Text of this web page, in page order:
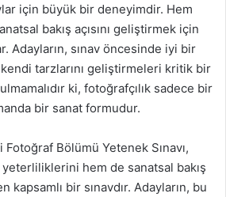
için büyük bir deneyimdir. Hem
bakış açısını geliştirmek için
Adayların, sınav öncesinde iyi bir
kendi tarzlarını geliştirmeleri kritik bir
ki, fotoğrafçılık sadece bir
bir sanat formudur.
Bölümü Yetenek Sınavı,
hem de sanatsal bakış
kapsamlı bir sınavdır. Adayların, bu